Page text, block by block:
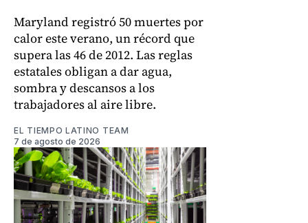
Maryland registró 50 muertes por
calor este verano, un récord que
supera las 46 de 2012. Las reglas
estatales obligan a dar agua,
sombra y descansos a los
trabajadores al aire libre.
EL TIEMPO LATINO TEAM
7 de agosto de 2026